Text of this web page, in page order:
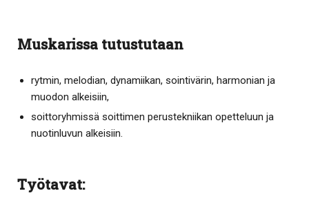
Muskarissa tutustutaan
rytmin, melodian, dynamiikan, sointivärin, harmonian ja
muodon alkeisiin,
soittoryhmissä soittimen perustekniikan opetteluun ja
nuotinluvun alkeisiin.
Työtavat: